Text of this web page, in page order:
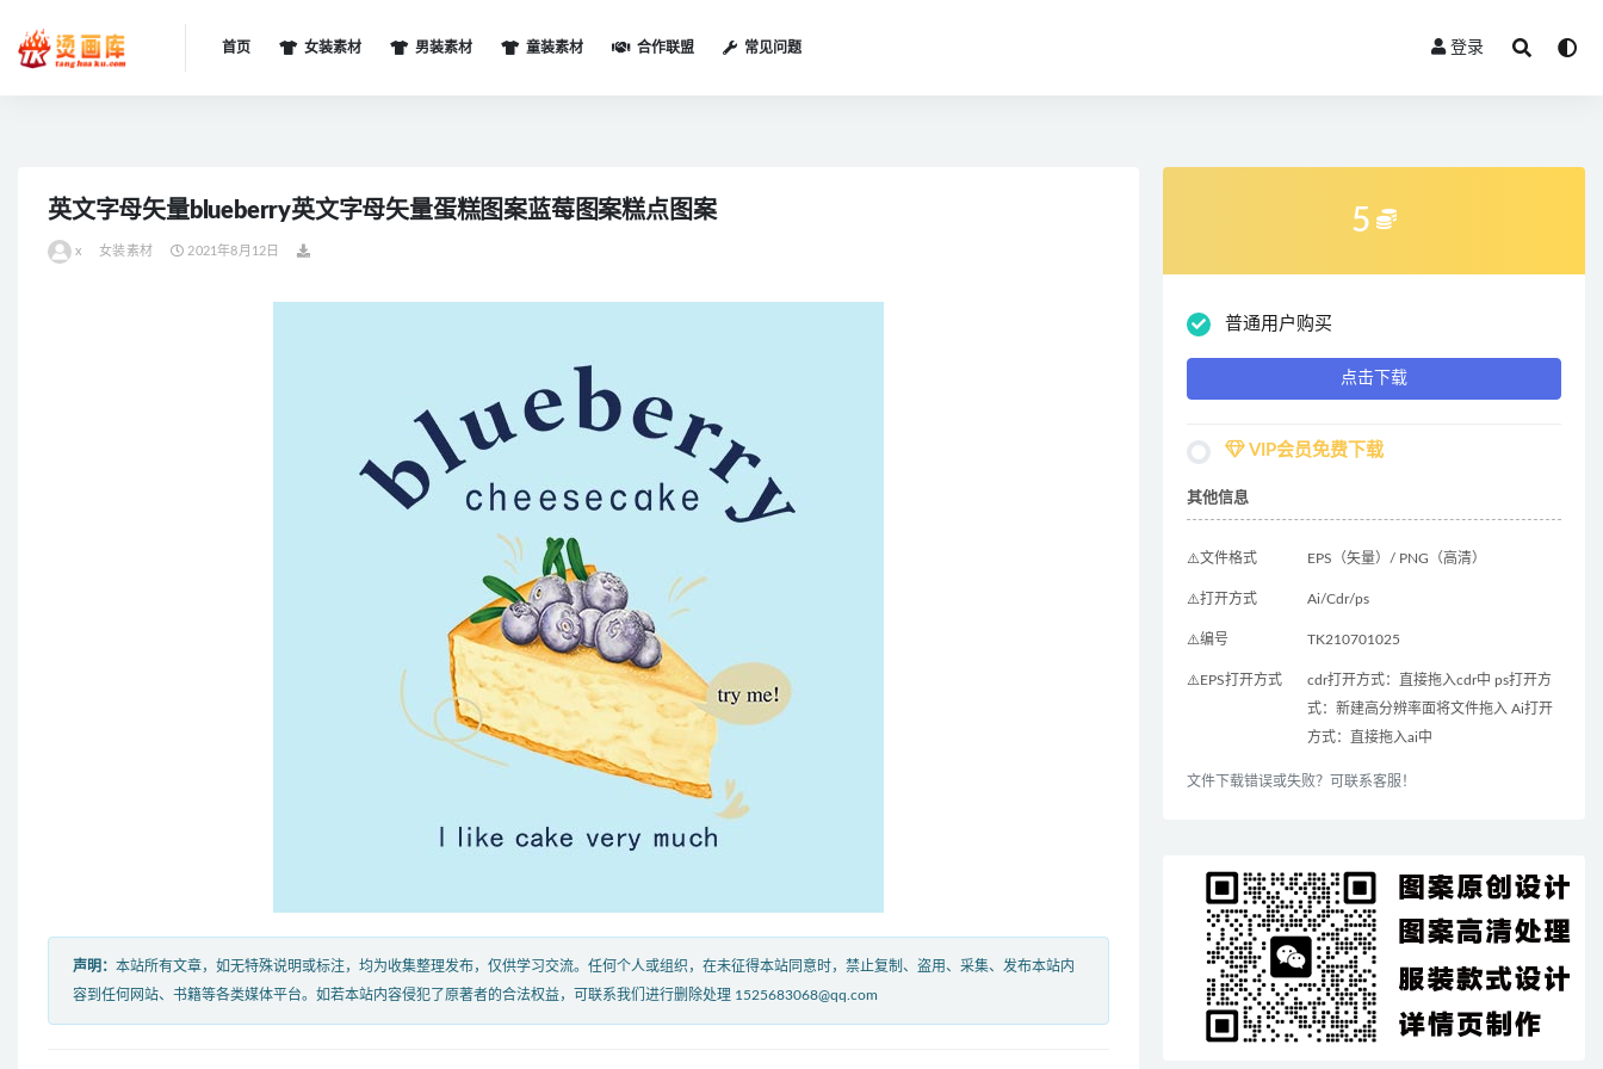
首页 女装素材 男装素材 童装素材 合作联盟 常见问题 登录
英文字母矢量blueberry英文字母矢量蛋糕图案蓝莓图案糕点图案
x 女装素材 2021年8月12日
声明： 本站所有文章，如无特殊说明或标注，均为收集整理发布，仅供学习交流。任何个人或组织，在未征得本站同意时，禁止复制、盗用、采集、发布本站内
容到任何网站、书籍等各类媒体平台。如若本站内容侵犯了原著者的合法权益，可联系我们进行删除处理 1525683068@qq.com
5
普通用户购买
点击下载
VIP会员免费下载
其他信息
⚠️文件格式 EPS（矢量）/ PNG（高清）
⚠️打开方式 Ai/Cdr/ps
⚠️编号 TK210701025
⚠️EPS打开方式
cdr打开方式：直接拖入cdr中 ps打开方
式：新建高分辨率面将文件拖入 Ai打开
方式：直接拖入ai中
文件下载错误或失败？可联系客服！